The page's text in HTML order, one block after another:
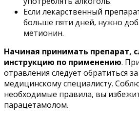
Если лекарственный
больше пяти дней, нужно
метионин.
Начиная принимать препарат,
инструкцию по применению.
отравления следует обратиться
медицинскому специалисту.
необходимые правила, вы
парацетамолом.